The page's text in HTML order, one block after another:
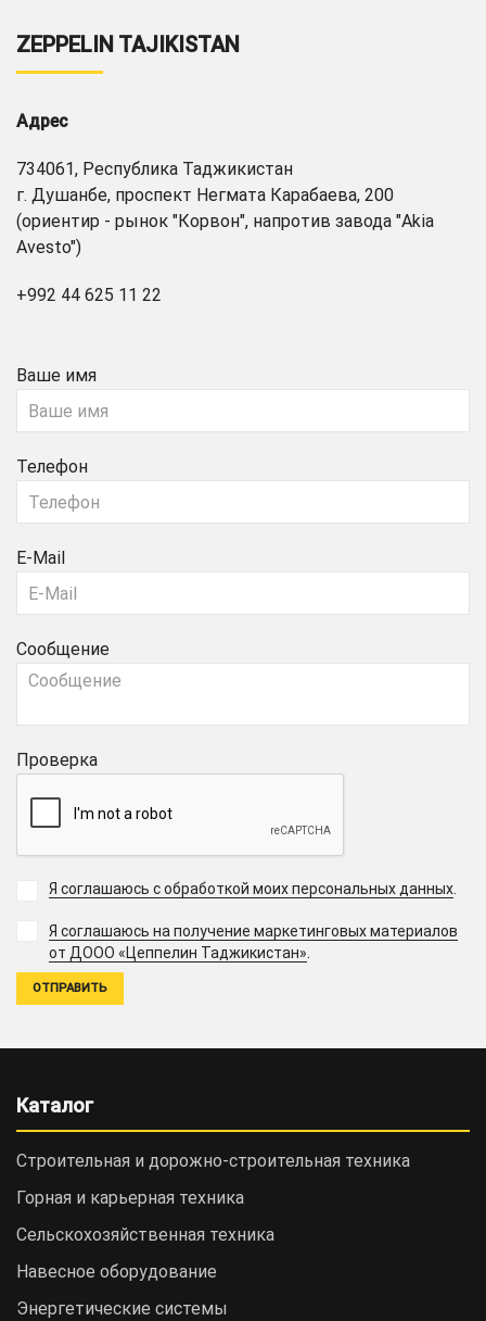
ZEPPELIN TAJIKISTAN
Адрес
734061, Республика Таджикистан
г. Душанбе, проспект Негмата Карабаева, 200
(ориентир - рынок "Корвон", напротив завода "Akia
Avesto")
+992 44 625 11 22
Ваше имя
Телефон
E-Mail
Сообщение
Проверка
Я соглашаюсь с обработкой моих персональных данных.
Я соглашаюсь на получение маркетинговых материалов
от ДООО «Цеппелин Таджикистан».
Каталог
Строительная и дорожно-cтроительная техника
Горная и карьерная техника
Сельскохозяйственная техника
Навесное оборудование
Энергетические системы